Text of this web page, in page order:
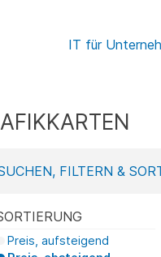
IT für
FILTERN &
Preis, aufsteigend